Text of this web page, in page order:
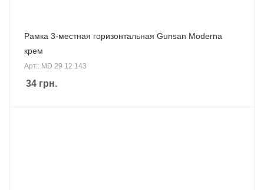
Рамка 3-местная горизонтальная Gunsan Moderna
крем
Арт.: MD 29 12 143
34 грн.